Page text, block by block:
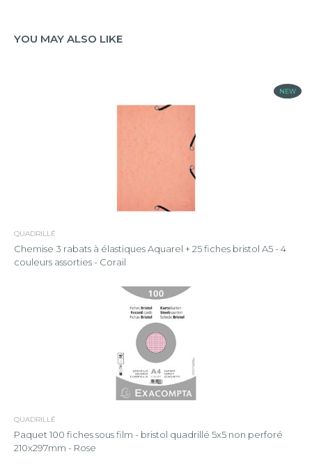
YOU MAY ALSO LIKE
NEW
QUADRILLÉ
Chemise 3 rabats à élastiques Aquarel + 25 fiches bristol A5 - 4
couleurs assorties - Corail
QUADRILLÉ
Paquet 100 fiches sous film - bristol quadrillé 5x5 non perforé
210x297mm - Rose